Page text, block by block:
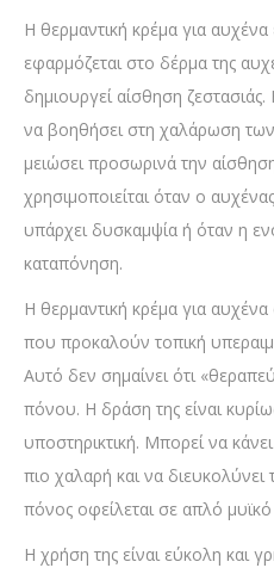
Η θερμαντική κρέμα για
εφαρμόζεται στο δέρμα της
δημιουργεί αίσθηση
να βοηθήσει στη χαλάρωση
μειώσει προσωρινά την
χρησιμοποιείται όταν ο
υπάρχει δυσκαμψία ή όταν η
καταπόνηση.
Η θερμαντική κρέμα για
που προκαλούν τοπική
Αυτό δεν σημαίνει ότι
πόνου. Η δράση της είναι
υποστηρικτική. Μπορεί να
πιο χαλαρή και να διευκολύνει
πόνος οφείλεται σε απλό μυϊκό
Η χρήση της είναι εύκολη και